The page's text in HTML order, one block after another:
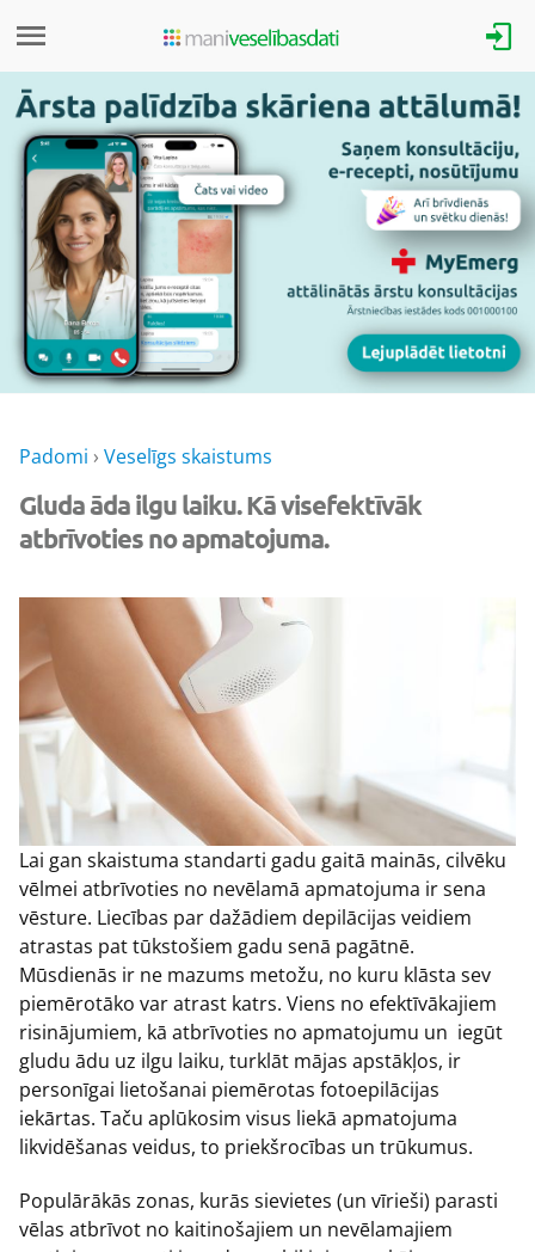
Padomi › Veselīgs skaistums
Gluda āda ilgu laiku. Kā visefektīvāk
atbrīvoties no apmatojuma.
Lai gan skaistuma standarti gadu gaitā mainās, cilvēku
vēlmei atbrīvoties no nevēlamā apmatojuma ir sena
vēsture. Liecības par dažādiem depilācijas veidiem
atrastas pat tūkstošiem gadu senā pagātnē.
Mūsdienās ir ne mazums metožu, no kuru klāsta sev
piemērotāko var atrast katrs. Viens no efektīvākajiem
risinājumiem, kā atbrīvoties no apmatojumu un iegūt
gludu ādu uz ilgu laiku, turklāt mājas apstākļos, ir
personīgai lietošanai piemērotas fotoepilācijas
iekārtas. Taču aplūkosim visus liekā apmatojuma
likvidēšanas veidus, to priekšrocības un trūkumus.
Populārākās zonas, kurās sievietes (un vīrieši) parasti
vēlas atbrīvot no kaitinošajiem un nevēlamajiem